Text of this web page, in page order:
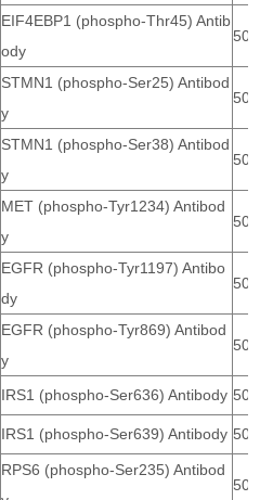
EIF4EBP1 (phospho-Thr45) Antib
ody
50
STMN1 (phospho-Ser25) Antibod
y
50
STMN1 (phospho-Ser38) Antibod
y
50
MET (phospho-Tyr1234) Antibod
y
50
EGFR (phospho-Tyr1197) Antibo
dy
50
EGFR (phospho-Tyr869) Antibod
y
50
IRS1 (phospho-Ser636) Antibody 50
IRS1 (phospho-Ser639) Antibody 50
RPS6 (phospho-Ser235) Antibod
50